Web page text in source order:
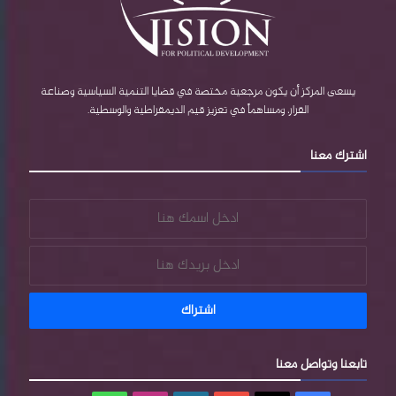
u
b
e
P
r
e
ر
ا
م
ب
يسعى المركز أن يكون مرجعية مختصة في قضايا التنمية السياسية وصناعة
القرار، ومساهماً في تعزيز قيم الديمقراطية والوسطية.
اشترك معنا
تابعنا وتواصل معنا